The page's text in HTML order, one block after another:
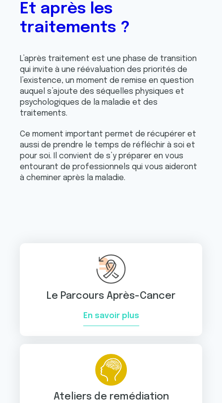
Et après les
traitements ?
L’après traitement est une phase de transition
qui invite à une réévaluation des priorités de
l’existence, un moment de remise en question
auquel s’ajoute des séquelles physiques et
psychologiques de la maladie et des
traitements.
Ce moment important permet de récupérer et
aussi de prendre le temps de réfléchir à soi et
pour soi. Il convient de s’y préparer en vous
entourant de professionnels qui vous aideront
à cheminer après la maladie.
Le Parcours Après-Cancer
En savoir plus
Ateliers de remédiation